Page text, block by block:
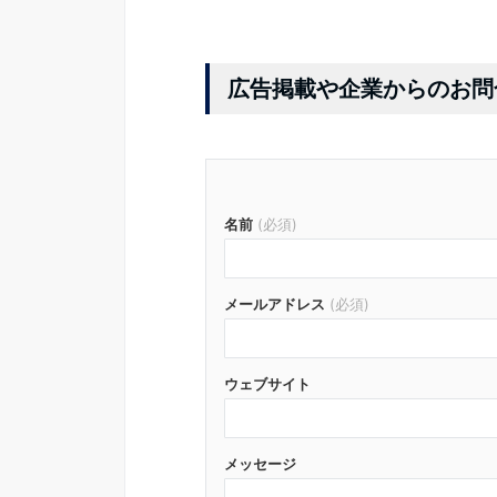
広告掲載や企業からのお
名前 (必須)
メールアドレス (必須)
ウェブサイト
メッセージ